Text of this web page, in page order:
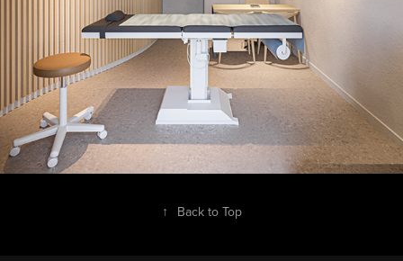
↑ Back to Top